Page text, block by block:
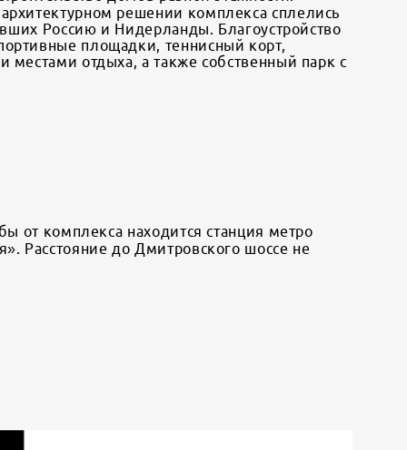
решении комплекса сплелись
Россию и Нидерланды. Благоустройство
площадки, теннисный корт,
отдыха, а также собственный парк с
от комплекса находится станция метро
Расстояние до Дмитровского шоссе не